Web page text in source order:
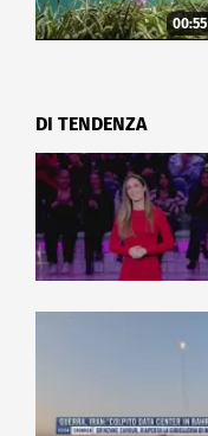
00:55
DI TENDENZA